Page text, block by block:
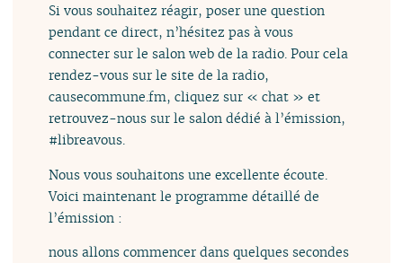
Si vous souhaitez réagir, poser une question
pendant ce direct, n’hésitez pas à vous
connecter sur le salon web de la radio. Pour cela
rendez-vous sur le site de la radio,
causecommune.fm, cliquez sur « chat » et
retrouvez-nous sur le salon dédié à l’émission,
#libreavous.
Nous vous souhaitons une excellente écoute.
Voici maintenant le programme détaillé de
l’émission :
nous allons commencer dans quelques secondes